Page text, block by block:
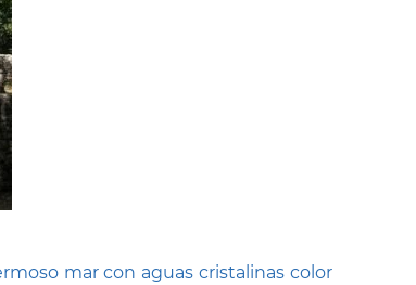
mar con aguas cristalinas color